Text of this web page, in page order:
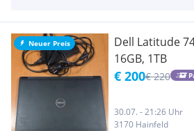
Neuer Preis
Dell Latitude
16GB, 1TB
€ 200€ 220
30.07. - 21:26 Uhr
3170 Hainfeld